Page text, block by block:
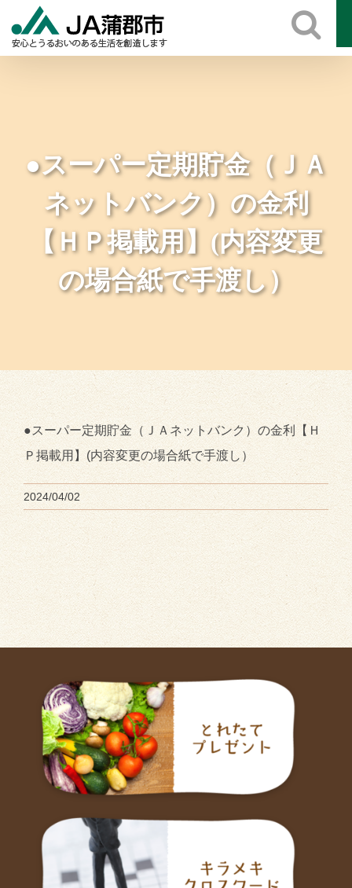
●スーパー定期貯金（ＪＡ
ネットバンク）の金利
【ＨＰ掲載用】(内容変更
の場合紙で手渡し）
●スーパー定期貯金（ＪＡネットバンク）の金利【Ｈ
Ｐ掲載用】(内容変更の場合紙で手渡し）
2024/04/02